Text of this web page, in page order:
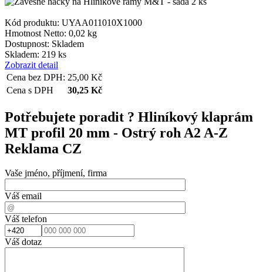
Kód produktu: UYAA011010X1000
Hmotnost Netto: 0,02 kg
Dostupnost: Skladem
Skladem: 219 ks
Zobrazit detail
Cena bez DPH: 25,00 Kč
Cena s DPH
30,25 Kč
Potřebujete poradit ? Hliníkový klaprám
MT profil 20 mm - Ostrý roh A2 A-Z
Reklama CZ
Vaše jméno, příjmení, firma
Váš email
Váš telefon
Váš dotaz